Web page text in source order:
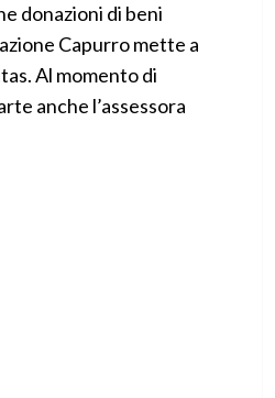
donazioni di beni
Capurro mette a
Al momento di
anche l’assessora